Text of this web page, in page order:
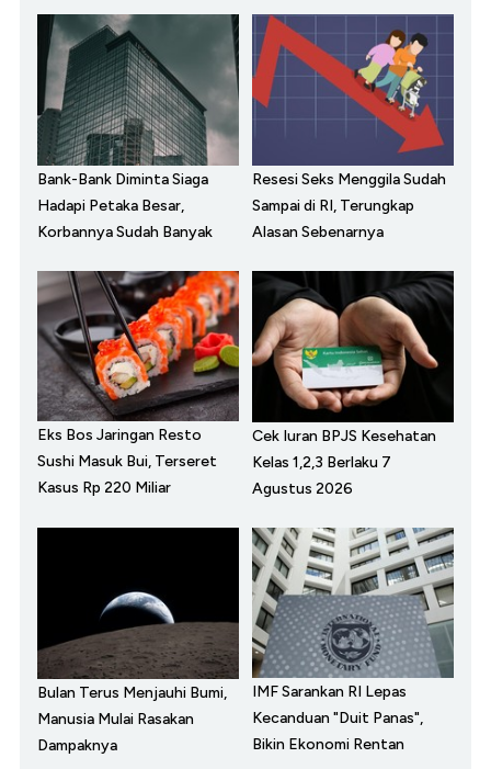
Bank-Bank Diminta Siaga
Hadapi Petaka Besar,
Korbannya Sudah Banyak
Resesi Seks Menggila Sudah
Sampai di RI, Terungkap
Alasan Sebenarnya
Eks Bos Jaringan Resto
Sushi Masuk Bui, Terseret
Kasus Rp 220 Miliar
Cek Iuran BPJS Kesehatan
Kelas 1,2,3 Berlaku 7
Agustus 2026
Bulan Terus Menjauhi Bumi,
Manusia Mulai Rasakan
Dampaknya
IMF Sarankan RI Lepas
Kecanduan "Duit Panas",
Bikin Ekonomi Rentan